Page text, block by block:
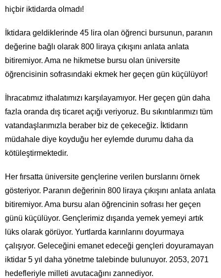
hiçbir iktidarda olmadı!
İktidara geldiklerinde 45 lira olan öğrenci bursunun, paranın
değerine bağlı olarak 800 liraya çıkışını anlata anlata
bitiremiyor. Ama ne hikmetse bursu olan üniversite
öğrencisinin sofrasındaki ekmek her geçen gün küçülüyor!
İhracatımız ithalatımızı karşılayamıyor. Her geçen gün daha
fazla oranda dış ticaret açığı veriyoruz. Bu sıkıntılarımızı tüm
vatandaşlarımızla beraber biz de çekeceğiz. İktidarın
müdahale diye koyduğu her eylemde durumu daha da
kötüleştirmektedir.
Her fırsatta üniversite gençlerine verilen burslarını örnek
gösteriyor. Paranın değerinin 800 liraya çıkışını anlata anlata
bitiremiyor. Ama bursu alan öğrencinin sofrası her geçen
günü küçülüyor. Gençlerimiz dışarıda yemek yemeyi artık
lüks olarak görüyor. Yurtlarda karınlarını doyurmaya
çalışıyor. Geleceğini emanet edeceği gençleri doyuramayan
iktidar 5 yıl daha yönetme talebinde bulunuyor. 2053, 2071
hedefleriyle milleti avutacağını zannediyor.